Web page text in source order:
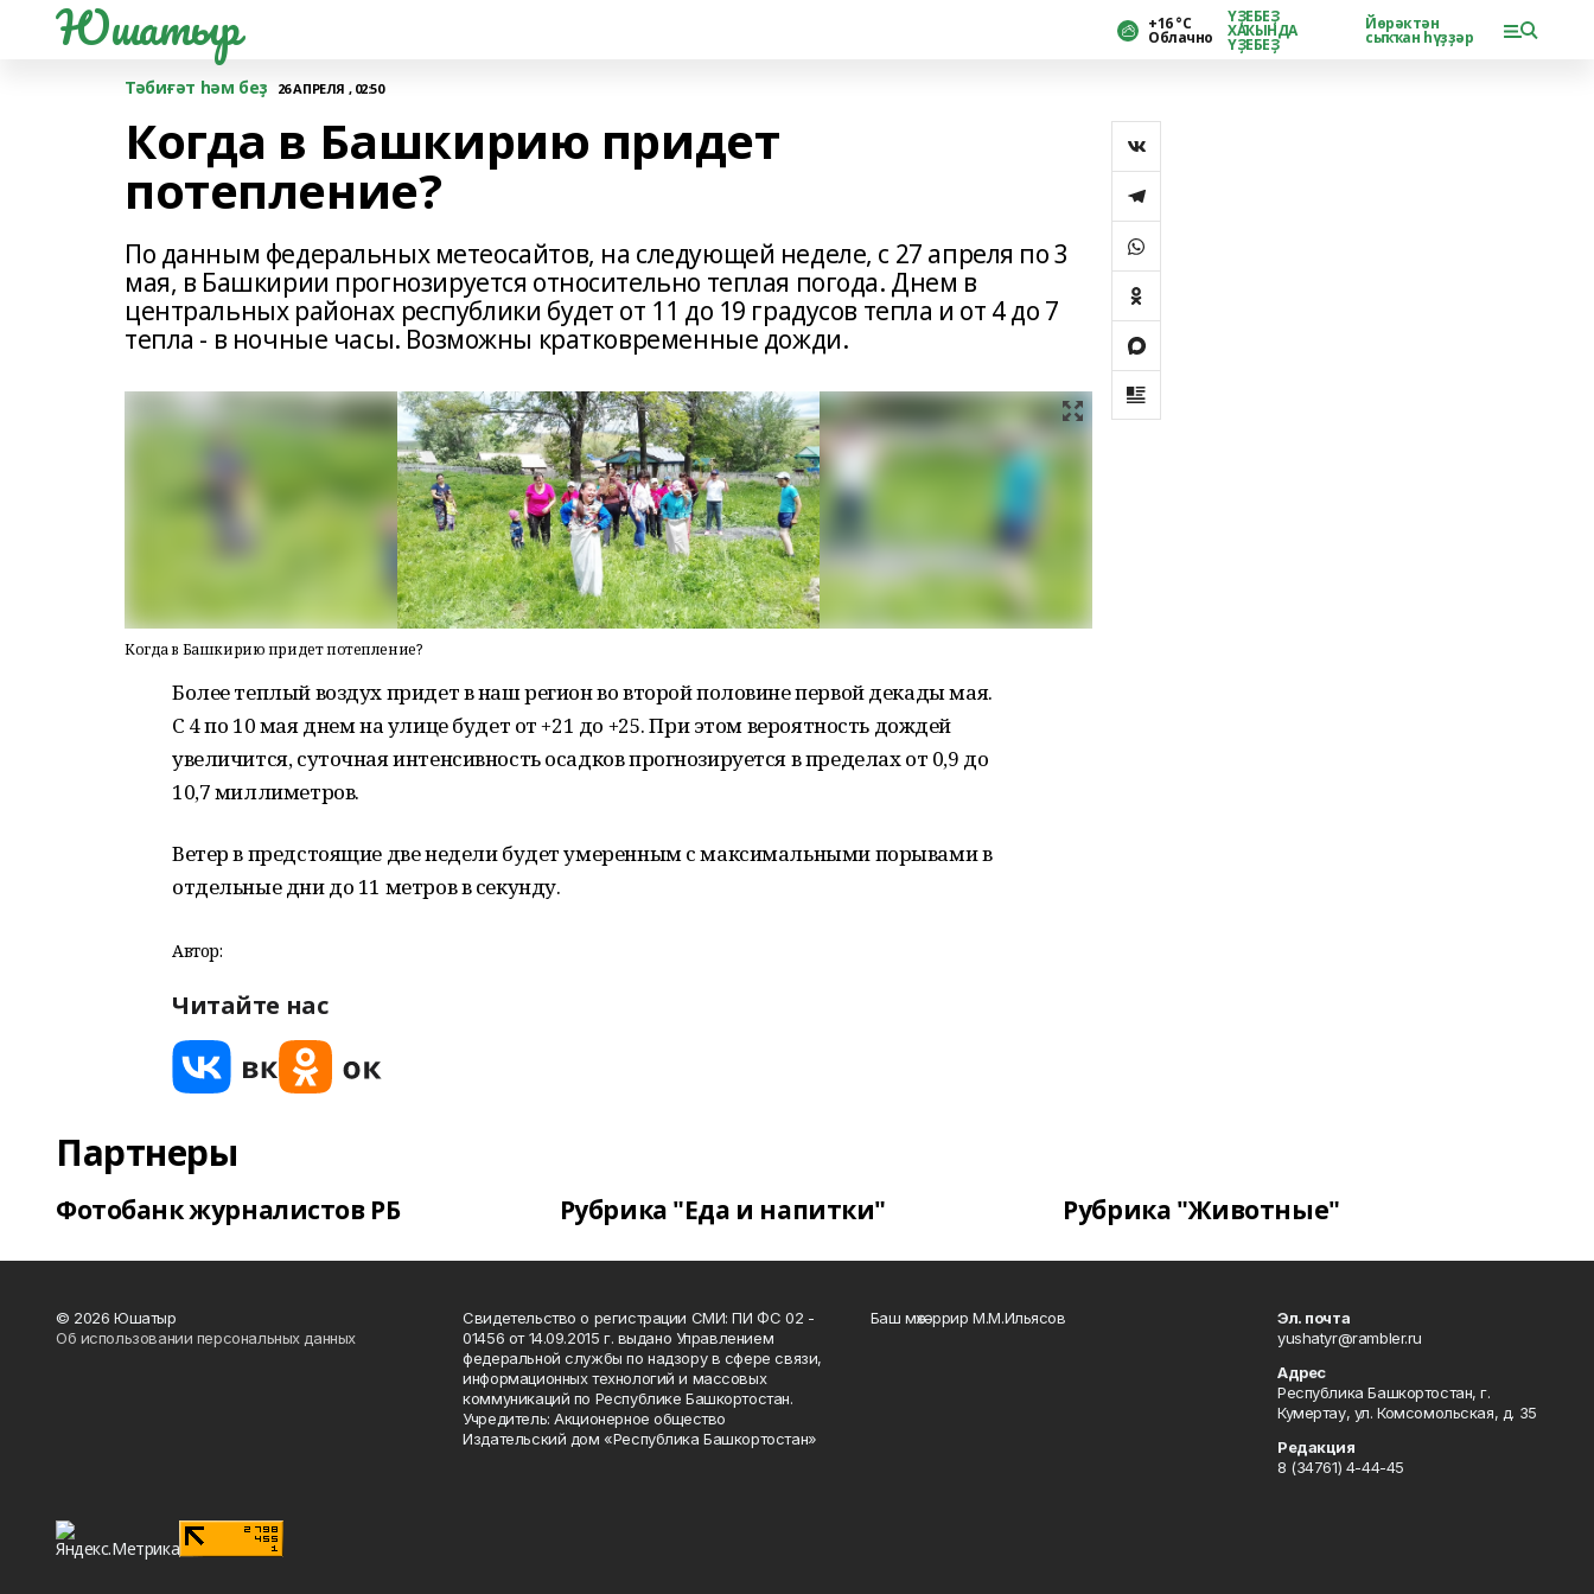
Юшатыр +16 °С
Облачно
ҮҘЕБЕҘ
ХАҠЫНДА
ҮҘЕБЕҘ
Йөрәктән
сыҡҡан һүҙҙәр
Тәбиғәт һәм беҙ 26 АПРЕЛЯ , 02:50
Когда в Башкирию придет
потепление?
По данным федеральных метеосайтов, на следующей неделе, с 27 апреля по 3
мая, в Башкирии прогнозируется относительно теплая погода. Днем в
центральных районах республики будет от 11 до 19 градусов тепла и от 4 до 7
тепла - в ночные часы. Возможны кратковременные дожди.
Когда в Башкирию придет потепление?
Более теплый воздух придет в наш регион во второй половине первой декады мая.
С 4 по 10 мая днем на улице будет от +21 до +25. При этом вероятность дождей
увеличится, суточная интенсивность осадков прогнозируется в пределах от 0,9 до
10,7 миллиметров.
Ветер в предстоящие две недели будет умеренным с максимальными порывами в
отдельные дни до 11 метров в секунду.
Автор:
Читайте нас
Партнеры
Фотобанк журналистов РБ Рубрика "Еда и напитки" Рубрика "Животные"
© 2026 Юшатыр
Об использовании персональных данных
Свидетельство о регистрации СМИ: ПИ ФС 02 -
01456 от 14.09.2015 г. выдано Управлением
федеральной службы по надзору в сфере связи,
информационных технологий и массовых
коммуникаций по Республике Башкортостан.
Учредитель: Акционерное общество
Издательский дом «Республика Башкортостан»
Баш мөхәррир М.М.Ильясов
Эл. почта
yushatyr@rambler.ru
Адрес
Республика Башкортостан, г.
Кумертау, ул. Комсомольская, д. 35
Редакция
8 (34761) 4-44-45